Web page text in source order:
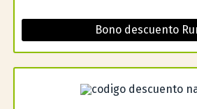
Bono descuento